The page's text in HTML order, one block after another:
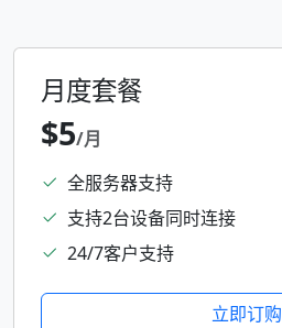
月度套餐
$5/月
全服务器支持
支持2台设备同时连接
24/7客户支持
立即订购